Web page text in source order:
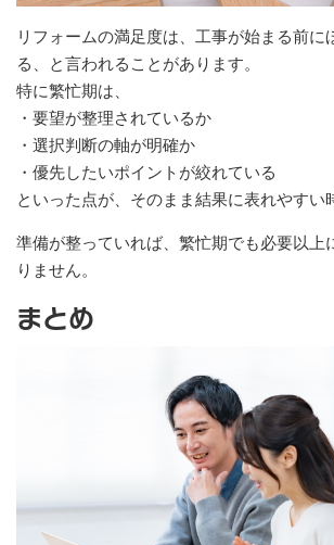
リフォームの満足度は、工事が始まる前に
る、と言われることがあります。
特に繁忙期は、
・要望が整理されているか
・選択判断の軸が明確か
・優先したいポイントが絞れている
といった点が、そのまま結果に表れやすい
準備が整っていれば、繁忙期でも必要以上
りません。
まとめ